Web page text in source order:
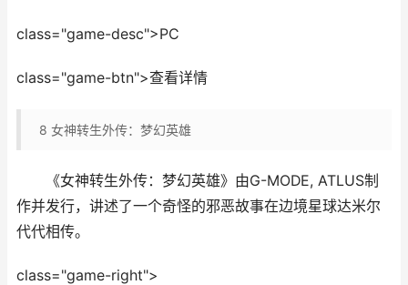
class="game-desc">PC
class="game-btn">查看详情
8 女神转生外传：梦幻英雄
《女神转生外传：梦幻英雄》由G-MODE, ATLUS制
作并发行，讲述了一个奇怪的邪恶故事在边境星球达米尔
代代相传。
class="game-right">